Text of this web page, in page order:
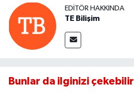
EDITÖR HAKKINDA
TE Bilişim
Bunlar da ilginizi çekebilir